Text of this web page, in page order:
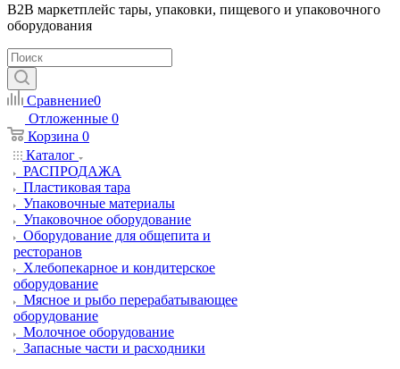
B2B маркетплейс тары, упаковки, пищевого и упаковочного
оборудования
Сравнение0
Отложенные 0
Корзина 0
Каталог
РАСПРОДАЖА
Пластиковая тара
Упаковочные материалы
Упаковочное оборудование
Оборудование для общепита и
ресторанов
Хлебопекарное и кондитерское
оборудование
Мясное и рыбо перерабатывающее
оборудование
Молочное оборудование
Запасные части и расходники